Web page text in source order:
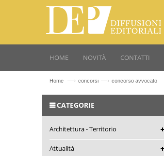
HOME NOVITÀ CONTATTI
Home —› concorsi —› concorso avvocato
CATEGORIE
Architettura - Territorio
Attualità